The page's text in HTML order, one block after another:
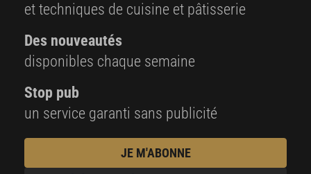
et techniques de cuisine et pâtisserie
Des nouveautés
disponibles chaque semaine
Stop pub
un service garanti sans publicité
JE M'ABONNE